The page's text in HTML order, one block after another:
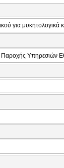
για μυκητολογικά
Υπηρεσιών